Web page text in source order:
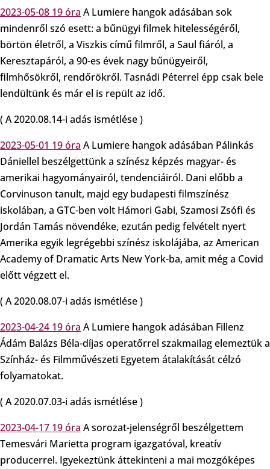
2023-05-08 19 óra A Lumiere hangok adásában sok
mindenről szó esett: a bűnügyi filmek hitelességéről,
börtön életről, a Viszkis című filmről, a Saul fiáról, a
Keresztapáról, a 90-es évek nagy bűnügyeiről,
filmhősökről, rendőrökről. Tasnádi Péterrel épp csak bele
lendültünk és már el is repült az idő.
( A 2020.08.14-i adás ismétlése )
2023-05-01 19 óra A Lumiere hangok adásában Pálinkás
Dániellel beszélgettünk a színész képzés magyar- és
amerikai hagyományairól, tendenciáiról. Dani előbb a
Corvinuson tanult, majd egy budapesti filmszínész
iskolában, a GTC-ben volt Hámori Gabi, Szamosi Zsófi és
Jordán Tamás növendéke, ezután pedig felvételt nyert
Amerika egyik legrégebbi színész iskolájába, az American
Academy of Dramatic Arts New York-ba, amit még a Covid
előtt végzett el.
( A 2020.08.07-i adás ismétlése )
2023-04-24 19 óra A Lumiere hangok adásában Fillenz
Ádám Balázs Béla-díjas operatőrrel szakmailag elemeztük a
Színház- és Filmművészeti Egyetem átalakítását célzó
folyamatokat.
( A 2020.07.03-i adás ismétlése )
2023-04-17 19 óra A sorozat-jelenségről beszélgettem
Temesvári Marietta program igazgatóval, kreatív
producerrel. Igyekeztünk áttekinteni a mai mozgóképes